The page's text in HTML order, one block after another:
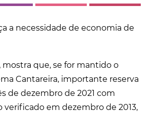
a necessidade de economia de
que, se for mantido o
Cantareira, importante reserva
de dezembro de 2021 com
em dezembro de 2013,